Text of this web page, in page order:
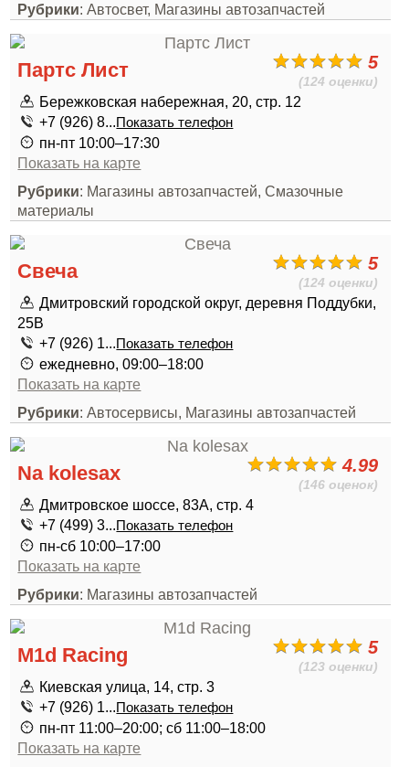
Рубрики: Автосвет, Магазины автозапчастей
5
(124 оценки)
Партс Лист
Бережковская набережная, 20, стр. 12
+7 (926) 8...Показать телефон
пн-пт 10:00–17:30
Показать на карте
Рубрики: Магазины автозапчастей, Смазочные
материалы
5
(124 оценки)
Свеча
Дмитровский городской округ, деревня Поддубки,
25В
+7 (926) 1...Показать телефон
ежедневно, 09:00–18:00
Показать на карте
Рубрики: Автосервисы, Магазины автозапчастей
4.99
(146 оценок)
Na kolesax
Дмитровское шоссе, 83А, стр. 4
+7 (499) 3...Показать телефон
пн-сб 10:00–17:00
Показать на карте
Рубрики: Магазины автозапчастей
5
(123 оценки)
M1d Racing
Киевская улица, 14, стр. 3
+7 (926) 1...Показать телефон
пн-пт 11:00–20:00; сб 11:00–18:00
Показать на карте